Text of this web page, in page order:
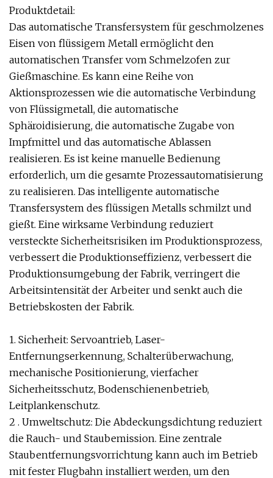
Produktdetail:
Das automatische Transfersystem für geschmolzenes
Eisen von flüssigem Metall ermöglicht den
automatischen Transfer vom Schmelzofen zur
Gießmaschine. Es kann eine Reihe von
Aktionsprozessen wie die automatische Verbindung
von Flüssigmetall, die automatische
Sphäroidisierung, die automatische Zugabe von
Impfmittel und das automatische Ablassen
realisieren. Es ist keine manuelle Bedienung
erforderlich, um die gesamte Prozessautomatisierung
zu realisieren. Das intelligente automatische
Transfersystem des flüssigen Metalls schmilzt und
gießt. Eine wirksame Verbindung reduziert
versteckte Sicherheitsrisiken im Produktionsprozess,
verbessert die Produktionseffizienz, verbessert die
Produktionsumgebung der Fabrik, verringert die
Arbeitsintensität der Arbeiter und senkt auch die
Betriebskosten der Fabrik.
1. Sicherheit: Servoantrieb, Laser-
Entfernungserkennung, Schalterüberwachung,
mechanische Positionierung, vierfacher
Sicherheitsschutz, Bodenschienenbetrieb,
Leitplankenschutz.
2 . Umweltschutz: Die Abdeckungsdichtung reduziert
die Rauch- und Staubemission. Eine zentrale
Staubentfernungsvorrichtung kann auch im Betrieb
mit fester Flugbahn installiert werden, um den